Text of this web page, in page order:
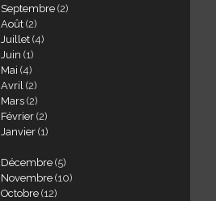
Septembre (2)
Août (2)
Juillet (4)
Juin (1)
Mai (4)
Avril (2)
Mars (2)
Février (2)
Janvier (1)
Décembre (5)
Novembre (10)
Octobre (12)